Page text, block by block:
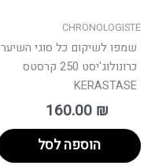
CHRONOLOGISTE
שמפו לשיקום כל סוגי השיער
כרונולוג'יסט 250 קרסטס
KERASTASE
160.00 ₪
הוספה לסל